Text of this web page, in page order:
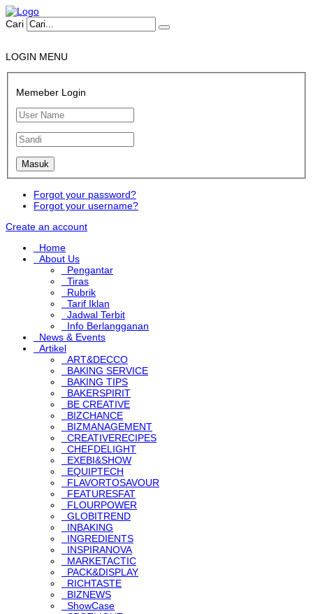
Cari
LOGIN MENU
Memeber Login
Forgot your password?
Forgot your username?
Create an account
Home
About Us
Pengantar
Tiras
Rubrik
Tarif Iklan
Jadwal Terbit
Info Berlangganan
News & Events
Artikel
ART&DECCO
BAKING SERVICE
BAKING TIPS
BAKERSPIRIT
BE CREATIVE
BIZCHANCE
BIZMANAGEMENT
CREATIVERECIPES
CHEFDELIGHT
EXEBI&SHOW
EQUIPTECH
FLAVORTOSAVOUR
FEATURESFAT
FLOURPOWER
GLOBITREND
INBAKING
INGREDIENTS
INSPIRANOVA
MARKETACTIC
PACK&DISPLAY
RICHTASTE
BIZNEWS
ShowCase